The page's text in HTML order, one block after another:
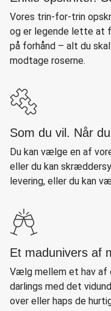
Vores trin-for-trin
og er legende lette at
på forhånd – alt du
modtage roserne.
Som du vil. Når
Du kan vælge en af
eller du kan
levering, eller du kan
Et madunivers af
Vælg mellem et hav af
darlings med det
over eller haps de